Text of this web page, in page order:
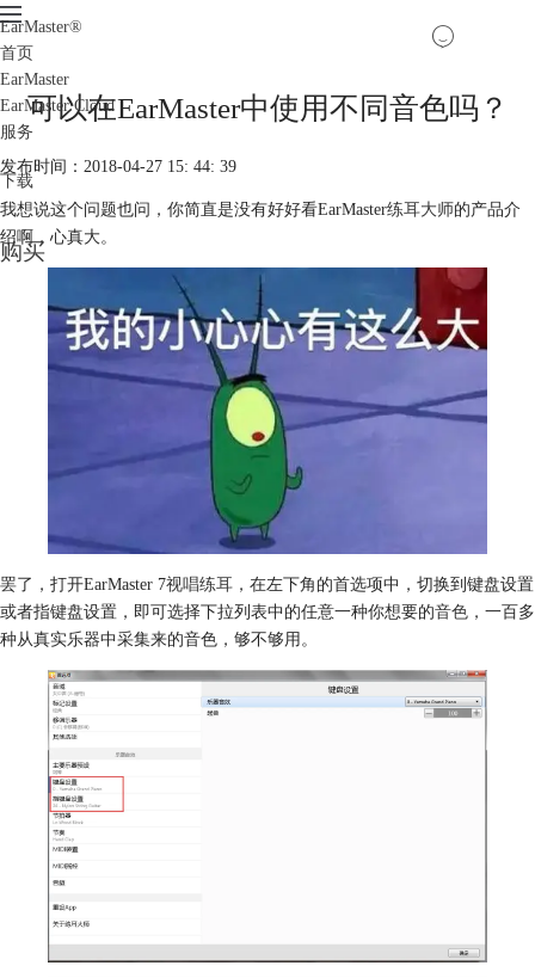
EarMaster®
首页
EarMaster
EarMaster Cloud
服务
下载
购买
可以在EarMaster中使用不同音色吗？
发布时间：2018-04-27 15: 44: 39
我想说这个问题也问，你简直是没有好好看EarMaster练耳大师的产品介
绍啊，心真大。
罢了，打开EarMaster 7视唱练耳 ，在左下角的首选项中，切换到键盘设置
或者指键盘设置，即可选择下拉列表中的任意一种你想要的音色 ，一百多
种从真实乐器中采集来的音色，够不够用。